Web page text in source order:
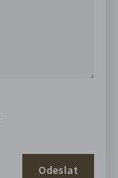
Odeslat